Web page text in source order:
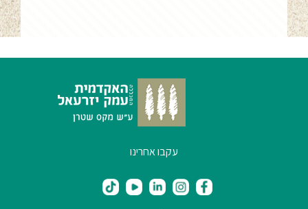
עקבו אחרינו